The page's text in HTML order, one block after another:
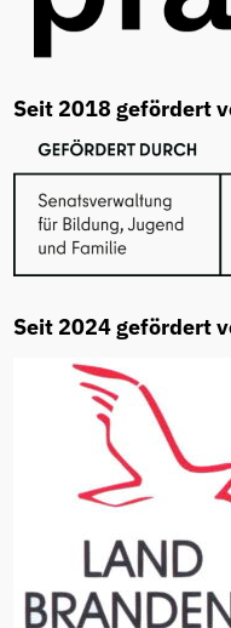
Seit 2018 gefördert
Seit 2024 gefördert